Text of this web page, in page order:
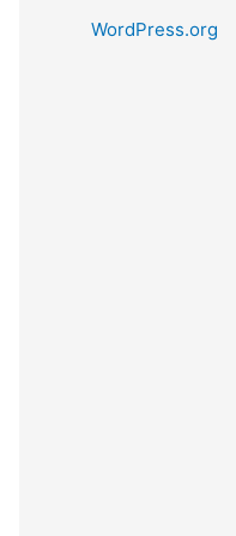
WordPress.org